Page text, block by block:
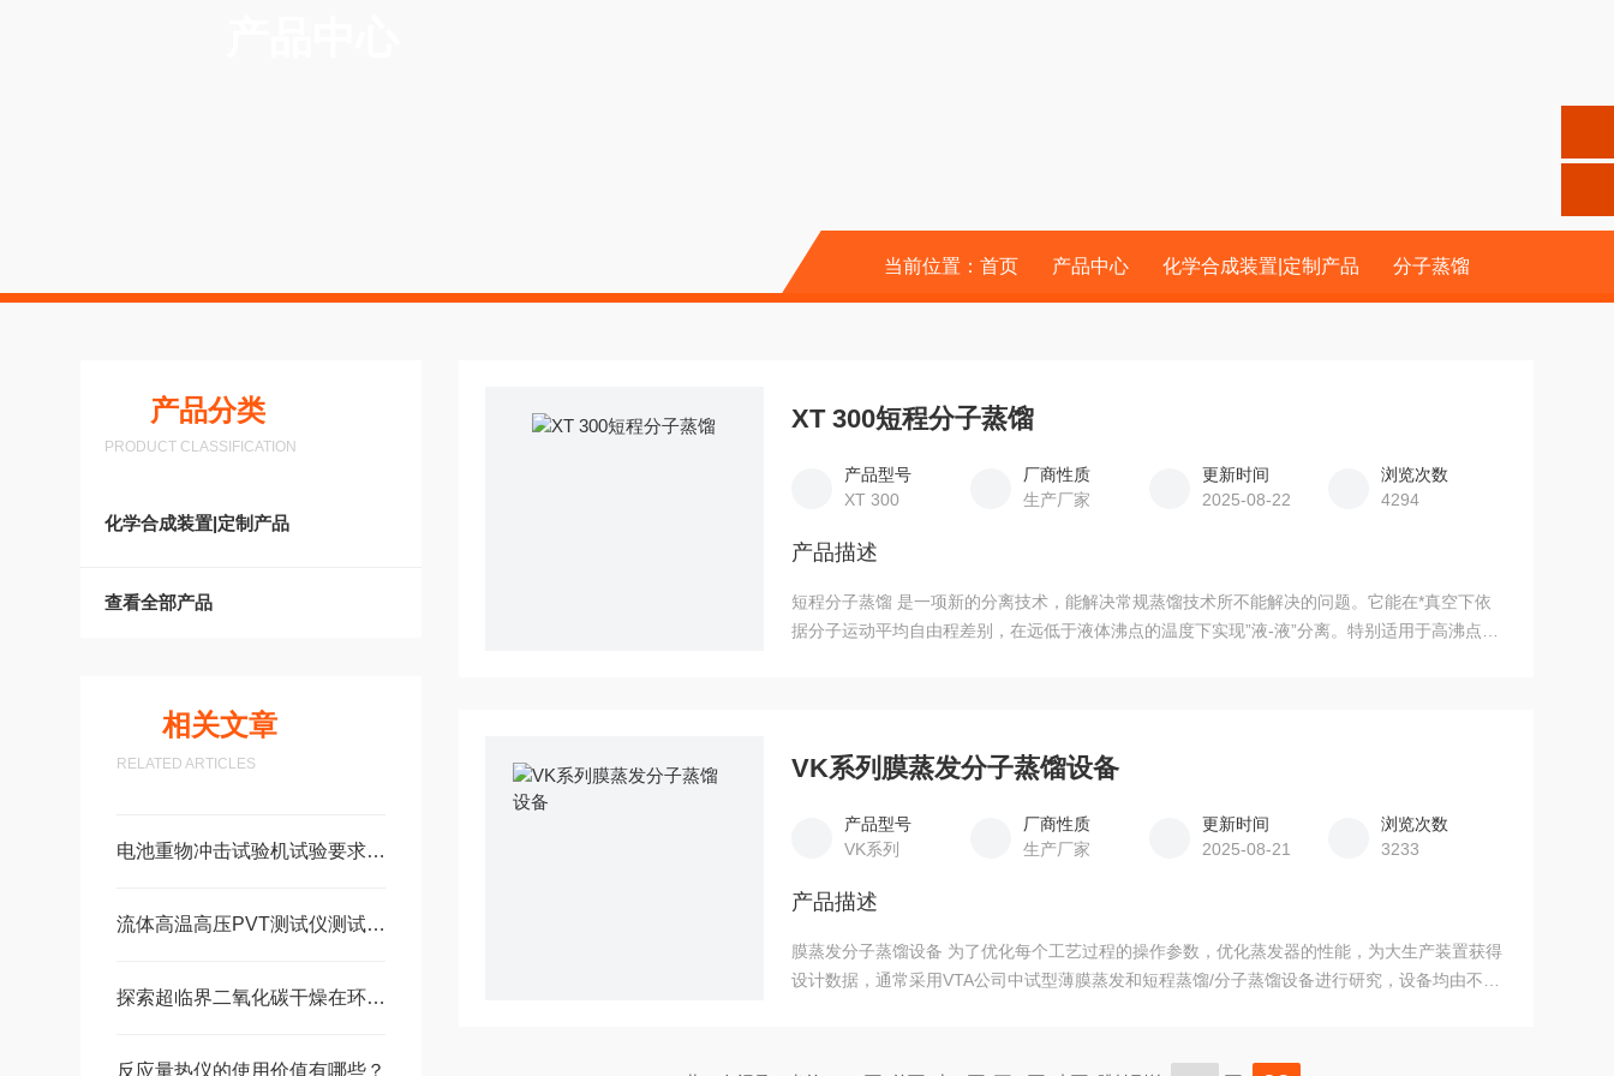
当前位置： 首页 产品中心 化学合成装置|定制产品 分子蒸馏
产品分类
PRODUCT CLASSIFICATION
化学合成装置|定制产品
查看全部产品
相关文章
RELATED ARTICLES
电池重物冲击试验机试验要求及标准
流体高温高压PVT测试仪测试方便可靠
探索超临界二氧化碳干燥在环保领域的潜力
反应量热仪的使用价值有哪些？
XT 300短程分子蒸馏
产品型号
XT 300
厂商性质
生产厂家
更新时间
2025-08-22
浏览次数
4294
产品描述
短程分子蒸馏 是一项新的分离技术，能解决常规蒸馏技术所不能解决的问题。它能在*真空下依
据分子运动平均自由程差别，在远低于液体沸点的温度下实现”液-液”分离。特别适用于高沸点、
VK系列膜蒸发分子蒸馏设备
产品型号
VK系列
厂商性质
生产厂家
更新时间
2025-08-21
浏览次数
3233
产品描述
膜蒸发分子蒸馏设备 为了优化每个工艺过程的操作参数，优化蒸发器的性能，为大生产装置获得
设计数据，通常采用VTA公司中试型薄膜蒸发和短程蒸馏/分子蒸馏设备进行研究，设备均由不锈